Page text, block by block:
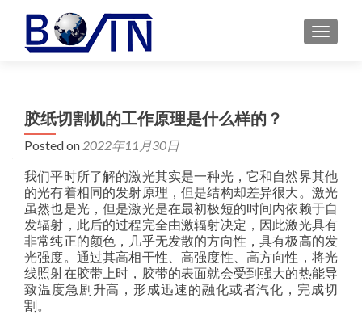
MENU
胶纸切割机的工作原理是什么样的？
Posted on 2022年11月30日
我们平时所了解的激光其实是一种光，它和自然界其他
的光有着相同的发射原理，但是结构却差异很大。激光
虽然也是光，但是激光是在最初极短的时间内依赖于自
发辐射，此后的过程完全由激辐射决定，因此激光具有
非常纯正的颜色，几乎无发散的方向性，具有极高的发
光强度。通过其高相干性、高强度性、高方向性，将光
线照射在胶带上时，胶带的表面就会受到强大的热能导
致温度急剧升高，形成迅速的融化或者汽化，完成切
割。